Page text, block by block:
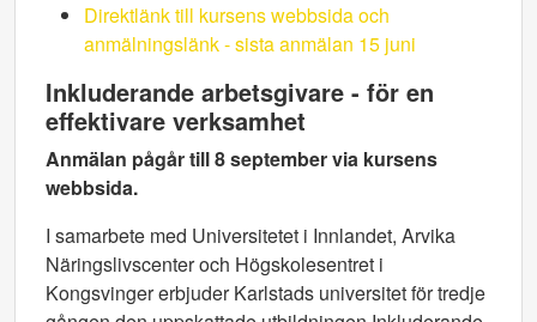
Direktlänk till kursens webbsida och
anmälningslänk - sista anmälan 15 juni
Inkluderande arbetsgivare - för en
effektivare verksamhet
Anmälan pågår till 8 september via kursens
webbsida.
I samarbete med Universitetet i Innlandet, Arvika
Näringslivscenter och Högskolesentret i
Kongsvinger erbjuder Karlstads universitet för tredje